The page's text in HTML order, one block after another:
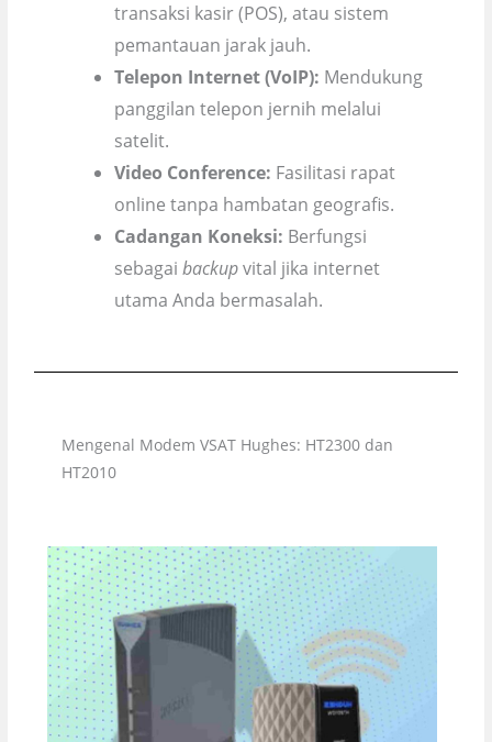
transaksi kasir (POS), atau sistem
pemantauan jarak jauh.
Telepon Internet (VoIP): Mendukung
panggilan telepon jernih melalui
satelit.
Video Conference: Fasilitasi rapat
online tanpa hambatan geografis.
Cadangan Koneksi: Berfungsi
sebagaibackupvital jika internet
utama Anda bermasalah.
Mengenal Modem VSAT Hughes: HT2300 dan
HT2010